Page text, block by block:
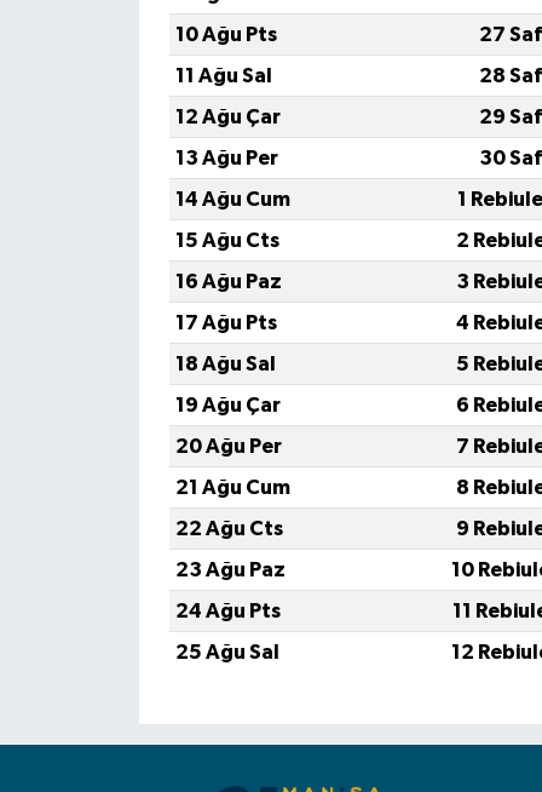
10 Ağu Pts
27
11 Ağu Sal
28
12 Ağu Çar
29
13 Ağu Per
30
14 Ağu Cum
1
15 Ağu Cts
2
16 Ağu Paz
3
17 Ağu Pts
4
18 Ağu Sal
5
19 Ağu Çar
6
20 Ağu Per
7
21 Ağu Cum
8
22 Ağu Cts
9
23 Ağu Paz
10
24 Ağu Pts
11
25 Ağu Sal
12